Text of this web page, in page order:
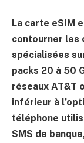
La carte eSIM
contourner les
spécialisées
packs 20 à 50
réseaux AT&T
inférieur à
téléphone
SMS de